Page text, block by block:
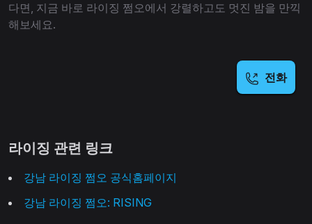
다면, 지금 바로 라이징 쩜오에서 강렬하고도 멋진 밤을 만끽
해보세요.
전화
라이징 관련 링크
강남 라이징 쩜오 공식홈페이지
강남 라이징 쩜오: RISING